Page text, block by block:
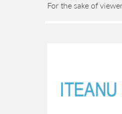
For the sake of